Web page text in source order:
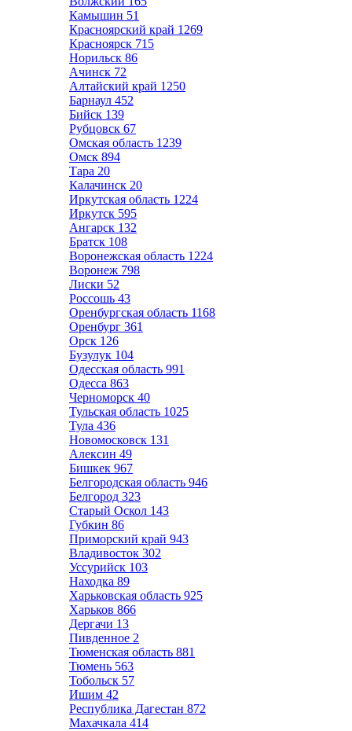
Камышин 51
Красноярский край 1269
Красноярск 715
Норильск 86
Ачинск 72
Алтайский край 1250
Барнаул 452
Бийск 139
Рубцовск 67
Омская область 1239
Омск 894
Тара 20
Калачинск 20
Иркутская область 1224
Иркутск 595
Ангарск 132
Братск 108
Воронежская область 1224
Воронеж 798
Лиски 52
Россошь 43
Оренбургская область 1168
Оренбург 361
Орск 126
Бузулук 104
Одесская область 991
Одесса 863
Черноморск 40
Тульская область 1025
Тула 436
Новомосковск 131
Алексин 49
Бишкек 967
Белгородская область 946
Белгород 323
Старый Оскол 143
Губкин 86
Приморский край 943
Владивосток 302
Уссурийск 103
Находка 89
Харьковская область 925
Харьков 866
Дергачи 13
Пивденное 2
Тюменская область 881
Тюмень 563
Тобольск 57
Ишим 42
Республика Дагестан 872
Махачкала 414